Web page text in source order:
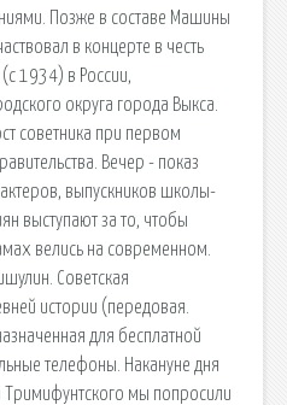
Позже в составе Машины
в концерте в честь
1934) в России,
округа города Выкса.
советника при первом
Вечер - показ
выпускников школы-
выступают за то, чтобы
велись на современном.
Советская
истории (передовая.
для бесплатной
телефоны. Накануне дня
Тримифунтского мы попросили